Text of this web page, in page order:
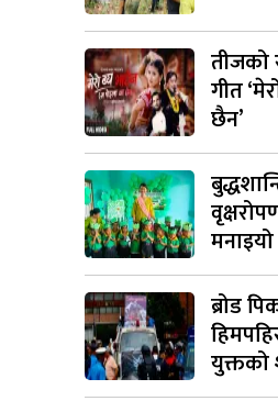
तीजको
गीत
छैन’
मनाइयो
ब्रोड
युक्तको